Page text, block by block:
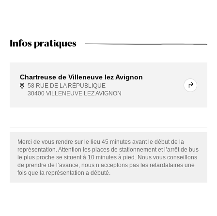
Infos pratiques
Chartreuse de Villeneuve lez Avignon
58 RUE DE LA RÉPUBLIQUE
30400 VILLENEUVE LEZ AVIGNON
Merci de vous rendre sur le lieu 45 minutes avant le début de la
représentation. Attention les places de stationnement et l’arrêt de bus
le plus proche se situent à 10 minutes à pied. Nous vous conseillons
de prendre de l’avance, nous n’acceptons pas les retardataires une
fois que la représentation a débuté.